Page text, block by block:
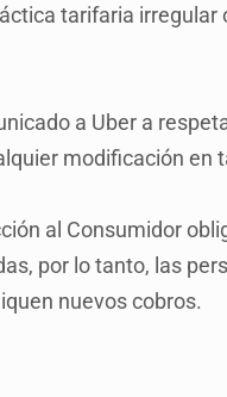
tarifaria
a Uber a
modificación en
al Consumidor
por lo tanto, las
nuevos cobros.